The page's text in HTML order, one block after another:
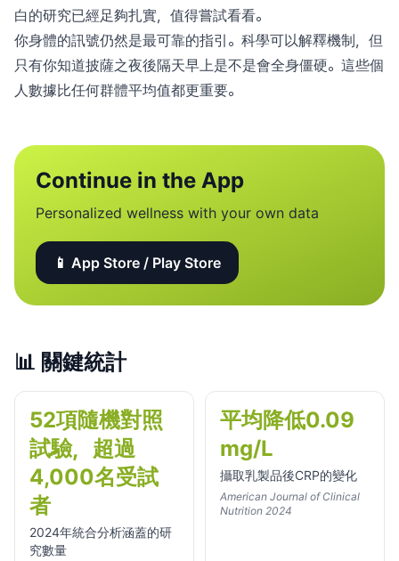
白的研究已經足夠扎實，值得嘗試看看。
你身體的訊號仍然是最可靠的指引。科學可以解釋機制，但
只有你知道披薩之夜後隔天早上是不是會全身僵硬。這些個
人數據比任何群體平均值都更重要。
Continue in the App
Personalized wellness with your own data
📱 App Store / Play Store
📊 關鍵統計
52項隨機對照
試驗，超過
4,000名受試
者
2024年統合分析涵蓋的研
究數量
平均降低0.09
mg/L
攝取乳製品後CRP的變化
American Journal of Clinical
Nutrition 2024